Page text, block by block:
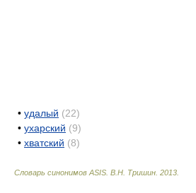
• удалый (22)
• ухарский (9)
• хватский (8)
Словарь синонимов ASIS. В.Н. Тришин 2013